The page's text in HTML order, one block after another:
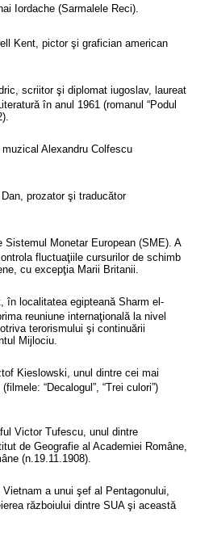
Iordache (Sarmalele Reci).
Kent, pictor şi grafician american
scriitor şi diplomat iugoslav, laureat
în anul 1961 (romanul “Podul
Alexandru Colfescu
prozator şi traducător
Monetar European (SME). A
fluctuaţiile cursurilor de schimb
cu excepţia Marii Britanii.
în localitatea egipteană Sharm el-
reuniune internaţională la nivel
terorismului şi continuării
Mijlociu.
Kieslowski, unul dintre cei mai
“Decalogul”, “Trei culori”)
Victor Tufescu, unul dintre
de Geografie al Academiei Române,
(n.19.11.1908).
a unui şef al Pentagonului,
războiului dintre SUA şi această